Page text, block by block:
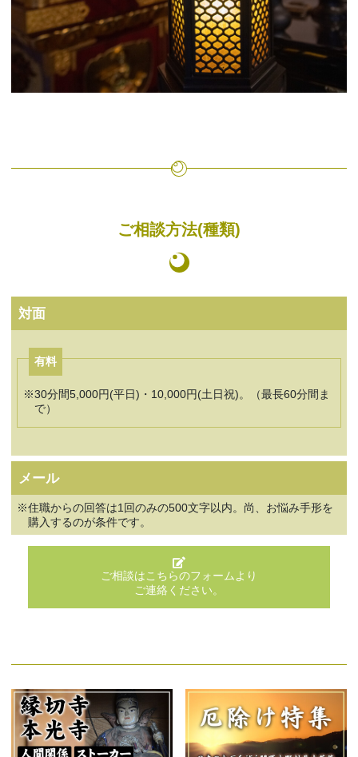
ご相談方法(種類)
対面
有料
30分間5,000円(平日)・10,000円(土日祝)。（最長60分間ま
で）
メール
住職からの回答は1回のみの500文字以内。尚、お悩み手形を
購入するのが条件です。
ご相談はこちらのフォームより
ご連絡ください。